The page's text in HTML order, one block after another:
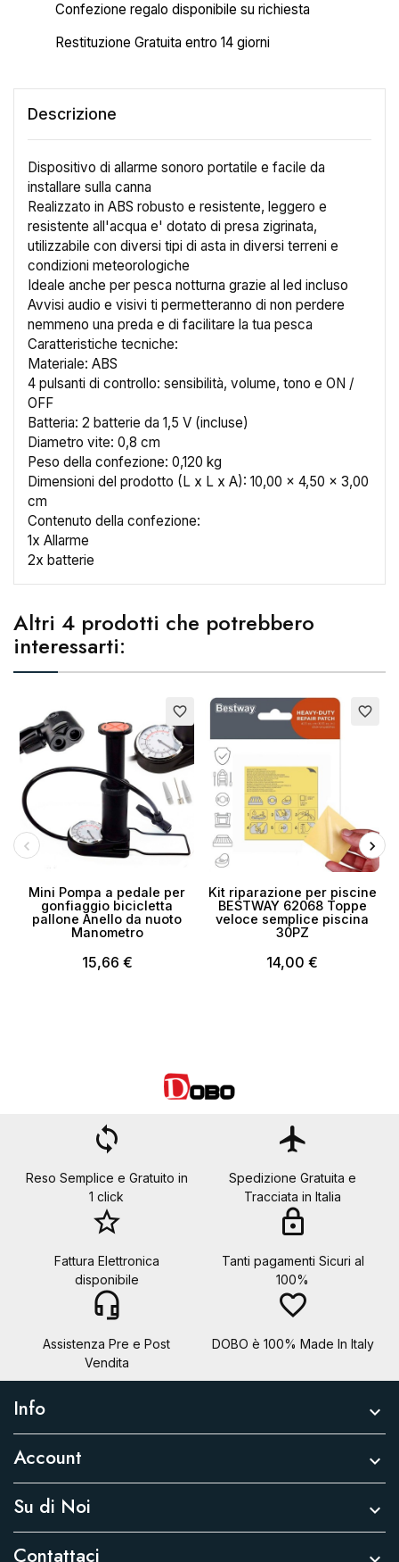
Confezione regalo disponibile su richiesta
Restituzione Gratuita entro 14 giorni
Descrizione
Dispositivo di allarme sonoro portatile e facile da
installare sulla canna
Realizzato in ABS robusto e resistente, leggero e
resistente all'acqua e' dotato di presa zigrinata,
utilizzabile con diversi tipi di asta in diversi terreni e
condizioni meteorologiche
Ideale anche per pesca notturna grazie al led incluso
Avvisi audio e visivi ti permetteranno di non perdere
nemmeno una preda e di facilitare la tua pesca
Caratteristiche tecniche:
Materiale: ABS
4 pulsanti di controllo: sensibilità, volume, tono e ON /
OFF
Batteria: 2 batterie da 1,5 V (incluse)
Diametro vite: 0,8 cm
Peso della confezione: 0,120 kg
Dimensioni del prodotto (L x L x A): 10,00 x 4,50 x 3,00
cm
Contenuto della confezione:
1x Allarme
2x batterie
Altri 4 prodotti che potrebbero
interessarti:
favorite_border
Mini Pompa a pedale per
gonfiaggio bicicletta
pallone Anello da nuoto
Manometro
15,66 €
favorite_border
Kit riparazione per piscine
BESTWAY 62068 Toppe
veloce semplice piscina
30PZ
14,00 €
loop
Reso Semplice e Gratuito in
1 click
flight
Spedizione Gratuita e
Tracciata in Italia
star_border
Fattura Elettronica
disponibile
lock
Tanti pagamenti Sicuri al
100%
headset_mic
Assistenza Pre e Post
Vendita
favorite_border
DOBO è 100% Made In Italy
Info 
Account 
Su di Noi 
Contattaci
Crea lista dei desideri
Nome lista dei desideri